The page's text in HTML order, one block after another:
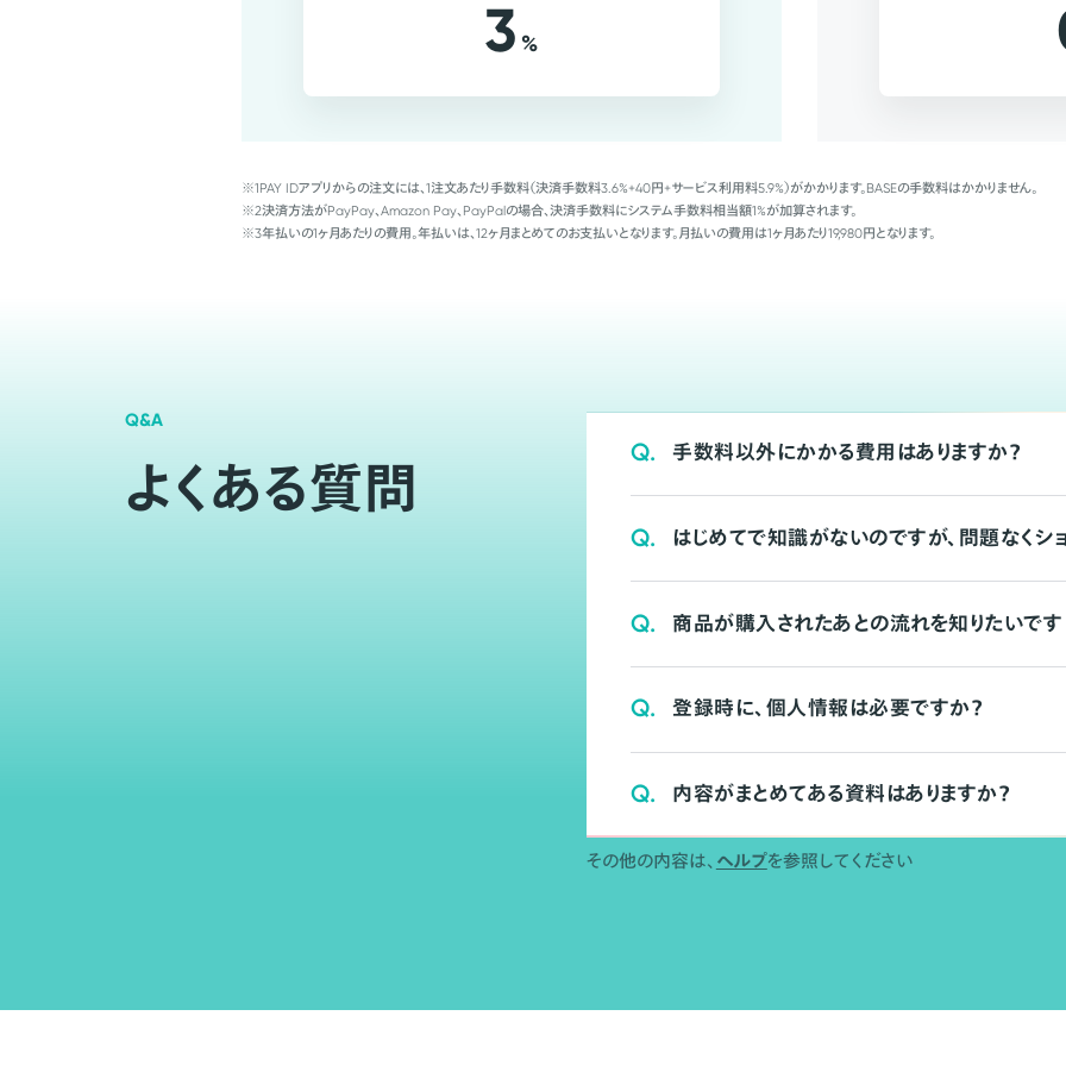
3 %
※1PAY IDアプリからの注文には、1注文あたり手数料（決済手数料3.6%+40円+サービス利用料5.9%）がかかります。BASEの手数料はかかりません。
※2決済方法がPayPay、Amazon Pay、PayPalの場合、決済手数料にシステム手数料相当額1%が加算されます。
※3年払いの1ヶ月あたりの費用。年払いは、12ヶ月まとめてのお支払いとなります。月払いの費用は1ヶ月あたり19,980円となります。
Q&A
よくある質問
Q. 手数料以外にかかる費用はありますか？
Q. はじめてで知識がないのですが、問題なくシ
Q. 商品が購入されたあとの流れを知りたいです
Q. 登録時に、個人情報は必要ですか？
Q. 内容がまとめてある資料はありますか？
その他の内容は、 ヘルプを参照してください